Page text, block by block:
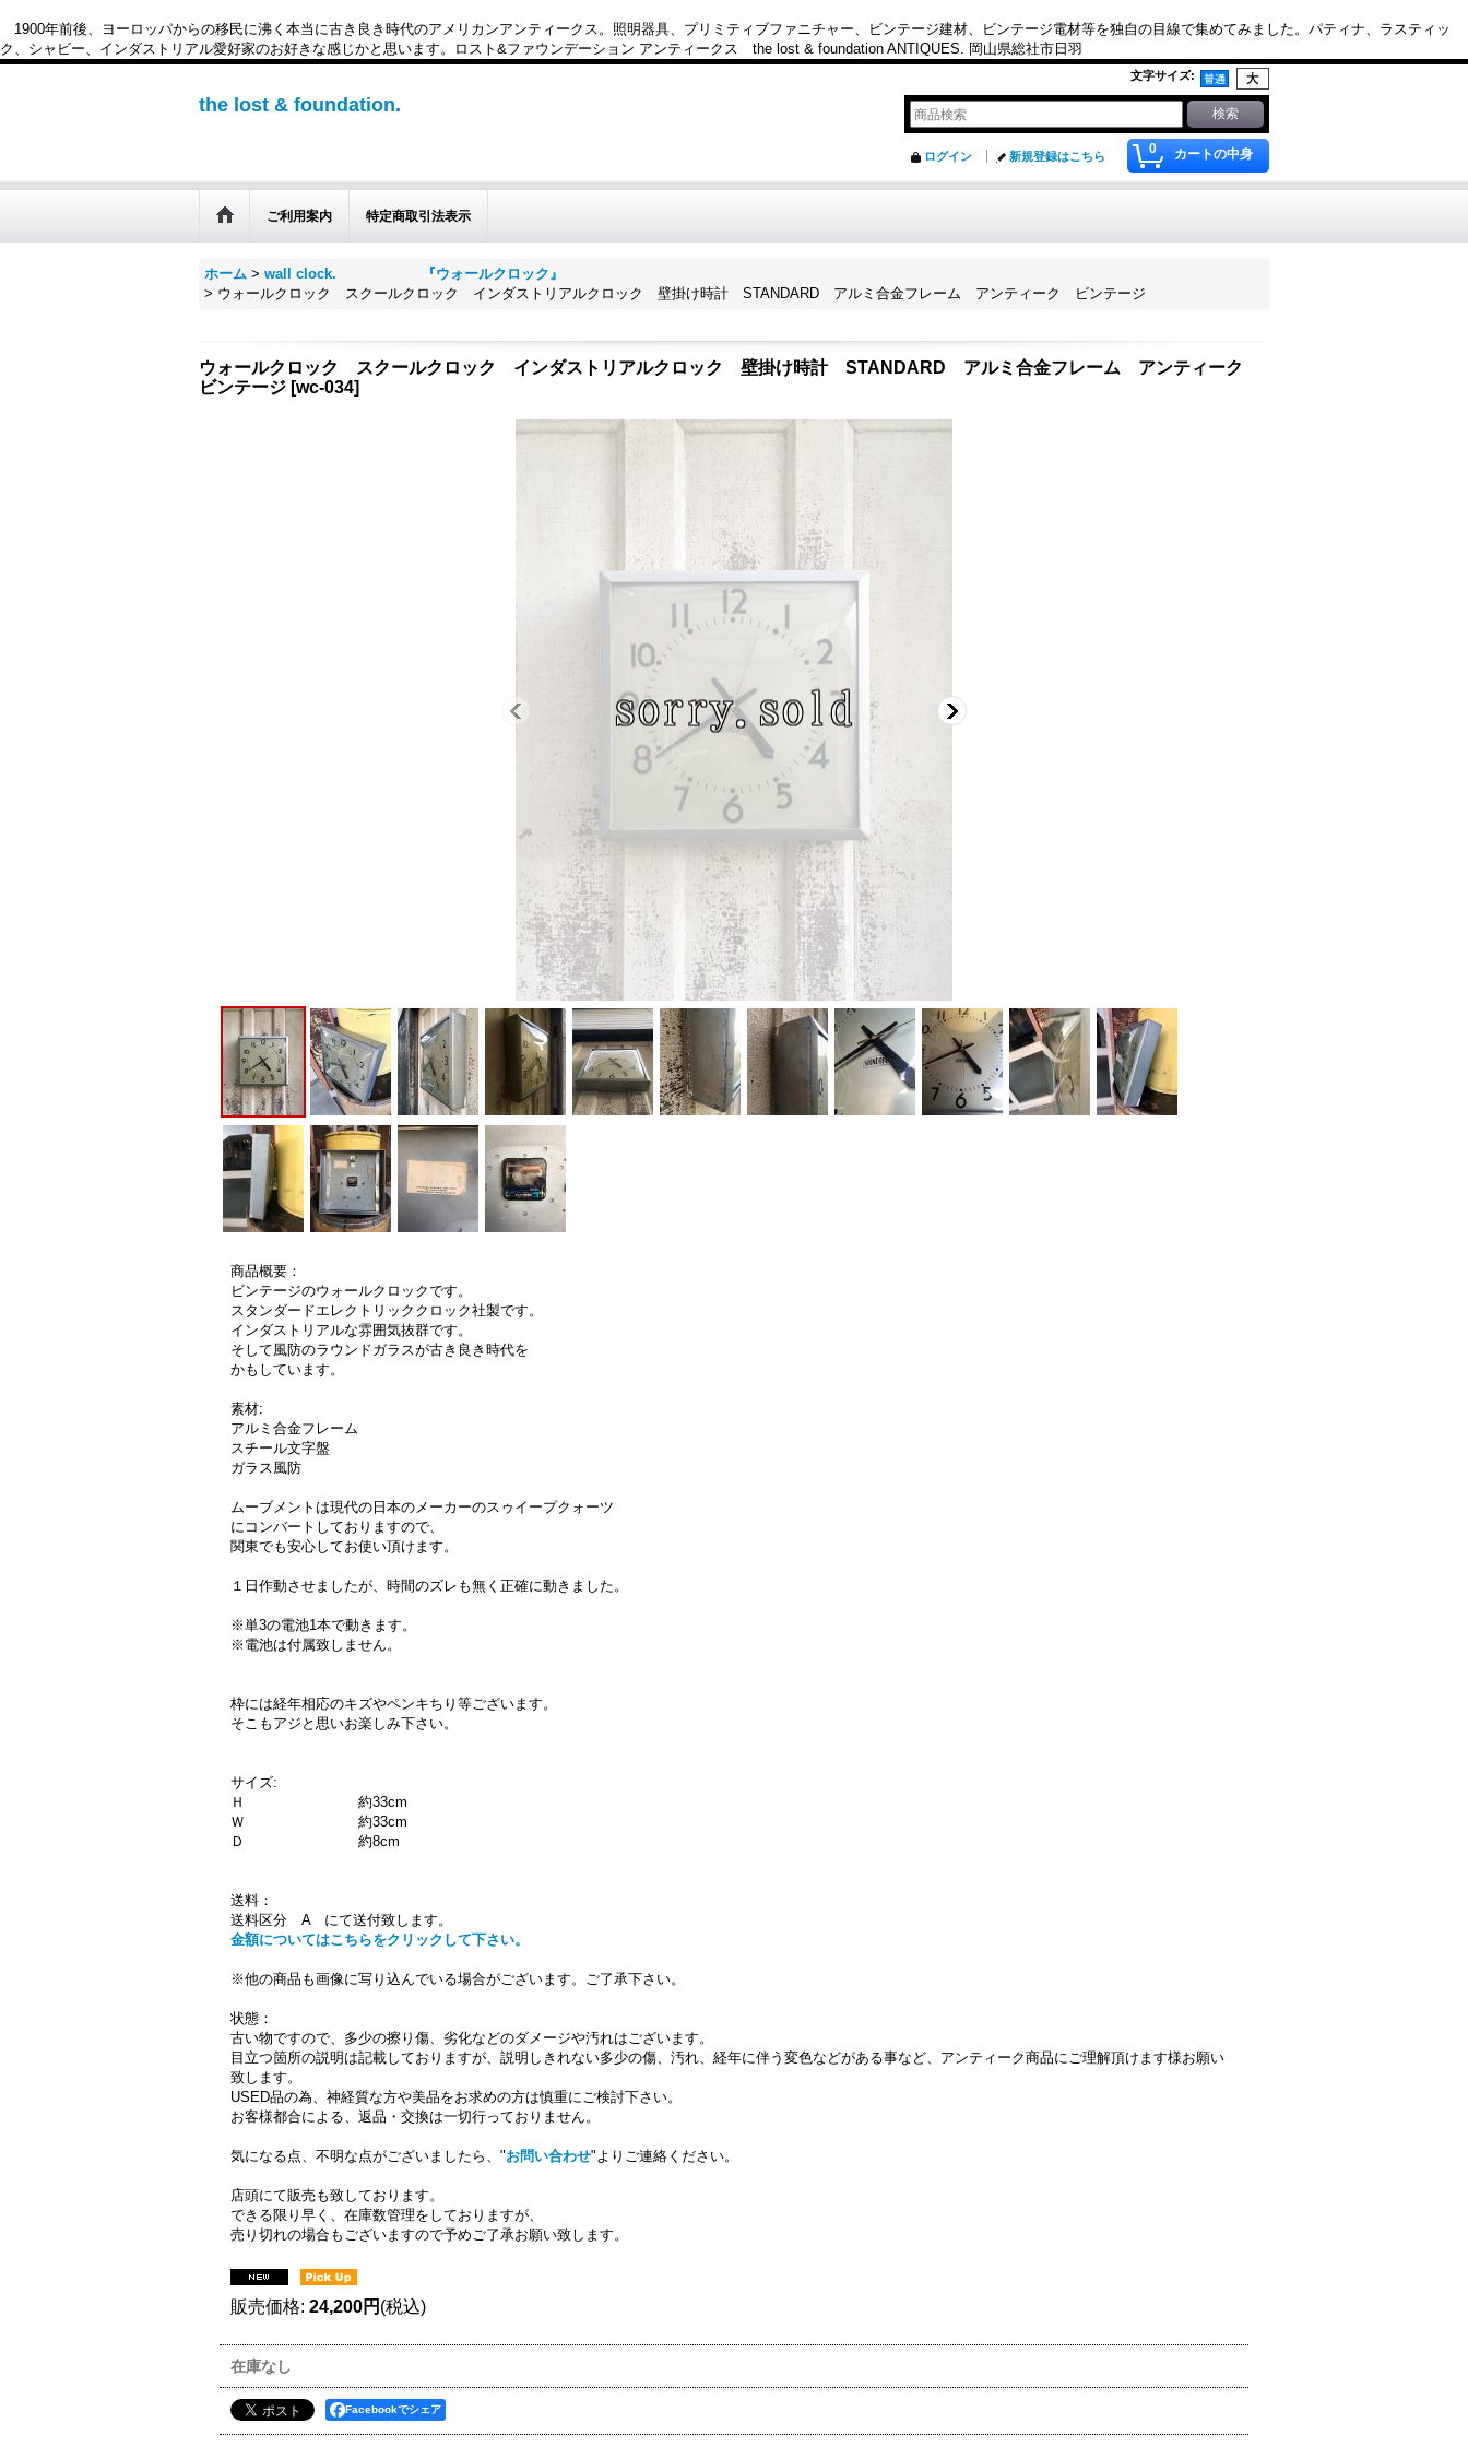
1900年前後、ヨーロッパからの移民に沸く本当に古き良き時代のアメリカンアンティークス。照明器具、プリミティブファニチャー、ビンテージ建材、ビンテージ電材等を独自の目線で集めてみました。パティナ、ラスティッ
ク、シャビー、インダストリアル愛好家のお好きな感じかと思います。ロスト&ファウンデーション アンティークス the lost & foundation ANTIQUES. 岡山県総社市日羽
文字サイズ:
the lost & foundation.
0 カートの中身
ログイン 新規登録はこちら
ご利用案内 特定商取引法表示
ホーム > wall clock. 『ウォールクロック』
> ウォールクロック スクールクロック インダストリアルクロック 壁掛け時計 STANDARD アルミ合金フレーム アンティーク ビンテージ
ウォールクロック スクールクロック インダストリアルクロック 壁掛け時計 STANDARD アルミ合金フレーム アンティーク
ビンテージ [wc-034]
商品概要：
ビンテージのウォールクロックです。
スタンダードエレクトリッククロック社製です。
インダストリアルな雰囲気抜群です。
そして風防のラウンドガラスが古き良き時代を
かもしています。
素材:
アルミ合金フレーム
スチール文字盤
ガラス風防
ムーブメントは現代の日本のメーカーのスゥイープクォーツ
にコンバートしておりますので、
関東でも安心してお使い頂けます。
１日作動させましたが、時間のズレも無く正確に動きました。
※単3の電池1本で動きます。
※電池は付属致しません。
枠には経年相応のキズやペンキちり等ございます。
そこもアジと思いお楽しみ下さい。
サイズ:
Ｈ 約33cm
Ｗ 約33cm
Ｄ 約8cm
送料：
送料区分 A にて送付致します。
金額についてはこちらをクリックして下さい。
※他の商品も画像に写り込んでいる場合がございます。ご了承下さい。
状態：
古い物ですので、多少の擦り傷、劣化などのダメージや汚れはございます。
目立つ箇所の説明は記載しておりますが、説明しきれない多少の傷、汚れ、経年に伴う変色などがある事など、アンティーク商品にご理解頂けます様お願い
致します。
USED品の為、神経質な方や美品をお求めの方は慎重にご検討下さい。
お客様都合による、返品・交換は一切行っておりません。
気になる点、不明な点がございましたら、"お問い合わせ"よりご連絡ください。
店頭にて販売も致しております。
できる限り早く、在庫数管理をしておりますが、
売り切れの場合もございますので予めご了承お願い致します。
販売価格: 24,200円 (税込)
在庫なし
Facebookでシェア